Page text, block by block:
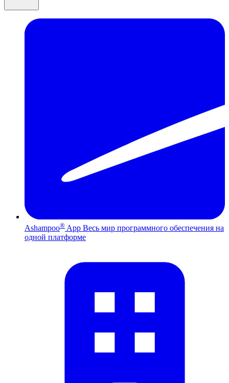
Ashampoo® App Весь мир программного обеспечения на
одной платформе